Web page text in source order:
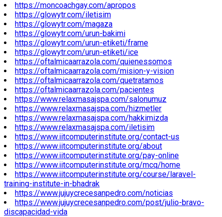
https://moncoachgay.com/apropos
https://glowytr.com/iletisim
https://glowytr.com/magaza
https://glowytr.com/urun-bakimi
https://glowytr.com/urun-etiketi/frame
https://glowytr.com/urun-etiketi/ice
https://oftalmicaarrazola.com/quienessomos
https://oftalmicaarrazola.com/mision-y-vision
https://oftalmicaarrazola.com/quetratamos
https://oftalmicaarrazola.com/pacientes
https://www.relaxmasajspa.com/salonumuz
https://www.relaxmasajspa.com/hizmetler
https://www.relaxmasajspa.com/hakkimizda
https://www.relaxmasajspa.com/iletisim
https://www.iitcomputerinstitute.org/contact-us
https://www.iitcomputerinstitute.org/about
https://www.iitcomputerinstitute.org/pay-online
https://www.iitcomputerinstitute.org/mcq/home
https://www.iitcomputerinstitute.org/course/laravel-
training-institute-in-bhadrak
https://www.jujuycrecesanpedro.com/noticias
https://www.jujuycrecesanpedro.com/post/julio-bravo-
discapacidad-vida